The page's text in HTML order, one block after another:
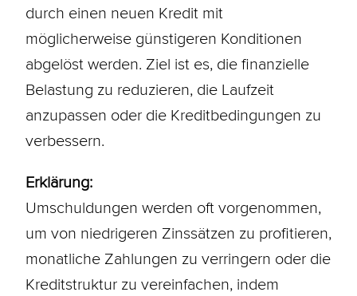
durch einen neuen Kredit mit
möglicherweise günstigeren Konditionen
abgelöst werden. Ziel ist es, die finanzielle
Belastung zu reduzieren, die Laufzeit
anzupassen oder die Kreditbedingungen zu
verbessern.
Erklärung:
Umschuldungen werden oft vorgenommen,
um von niedrigeren Zinssätzen zu profitieren,
monatliche Zahlungen zu verringern oder die
Kreditstruktur zu vereinfachen, indem